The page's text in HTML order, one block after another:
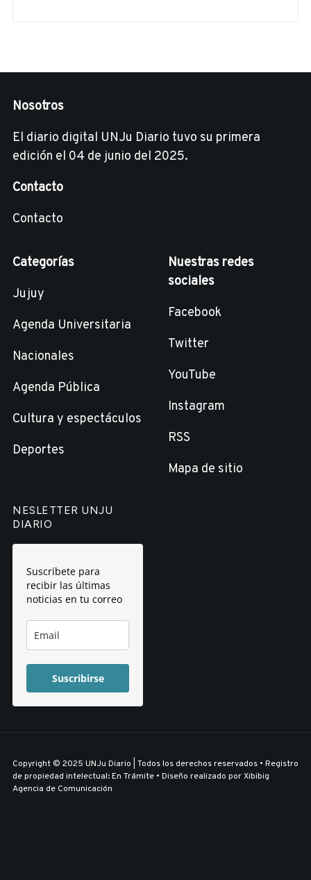
Nosotros
El diario digital UNJu Diario tuvo su primera
edición el 04 de junio del 2025.
Contacto
Contacto
Categorías
Jujuy
Agenda Universitaria
Nacionales
Agenda Pública
Cultura y espectáculos
Deportes
Nuestras redes
sociales
Facebook
Twitter
YouTube
Instagram
RSS
Mapa de sitio
NESLETTER UNJU
DIARIO
Suscríbete para
recibir las últimas
noticias en tu correo
Suscribirse
Copyright © 2025 UNJu Diario | Todos los derechos reservados • Registro
de propiedad intelectual: En Trámite • Diseño realizado porXibibig
Agencia de Comunicación